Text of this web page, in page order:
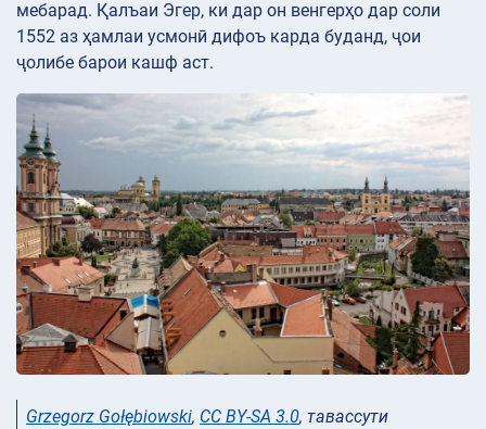
мебарад. Қалъаи Эгер, ки дар он венгерҳо дар соли
1552 аз ҳамлаи усмонӣ дифоъ карда буданд, ҷои
ҷолибе барои кашф аст.
Grzegorz Gołębiowski, CC BY-SA 3.0, тавассути